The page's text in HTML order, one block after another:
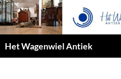
Het Wagenwiel Antiek